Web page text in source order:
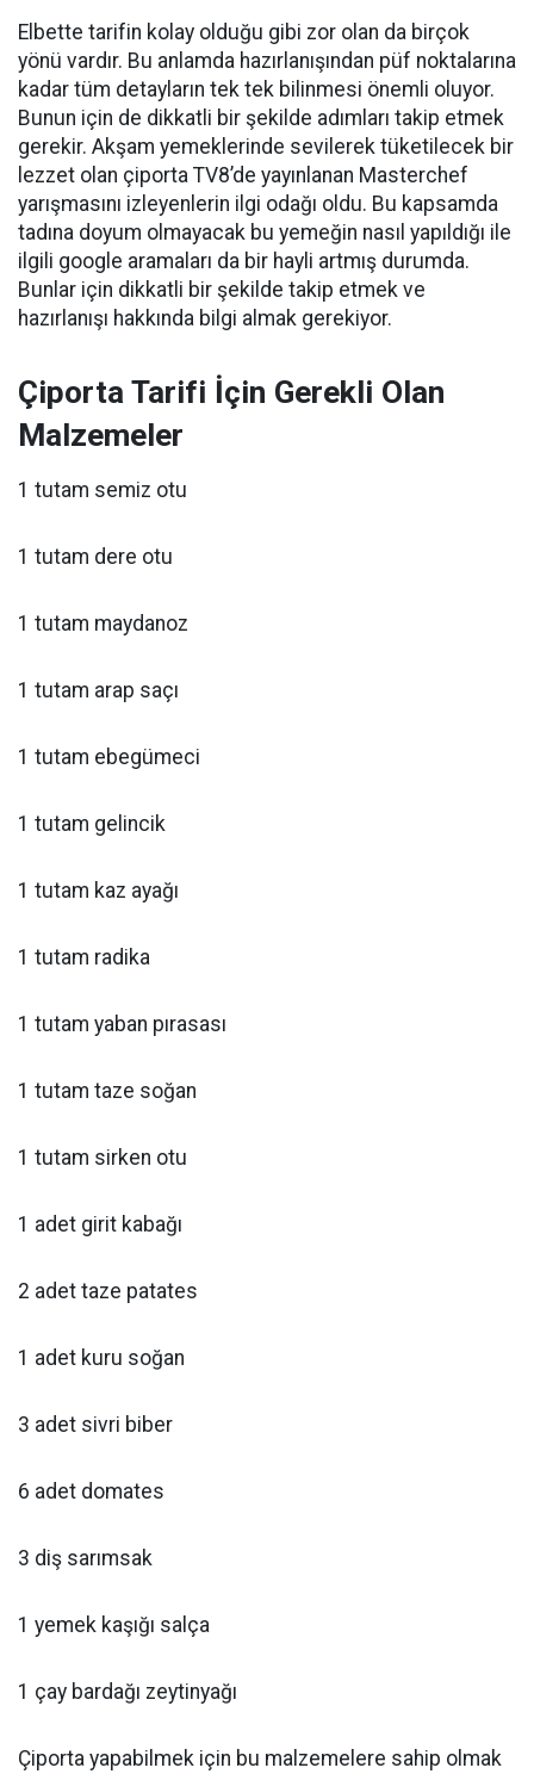
Elbette tarifin kolay olduğu gibi zor olan da birçok
yönü vardır. Bu anlamda hazırlanışından püf noktalarına
kadar tüm detayların tek tek bilinmesi önemli oluyor.
Bunun için de dikkatli bir şekilde adımları takip etmek
gerekir. Akşam yemeklerinde sevilerek tüketilecek bir
lezzet olan çiporta TV8’de yayınlanan Masterchef
yarışmasını izleyenlerin ilgi odağı oldu. Bu kapsamda
tadına doyum olmayacak bu yemeğin nasıl yapıldığı ile
ilgili google aramaları da bir hayli artmış durumda.
Bunlar için dikkatli bir şekilde takip etmek ve
hazırlanışı hakkında bilgi almak gerekiyor.
Çiporta Tarifi İçin Gerekli Olan
Malzemeler
1 tutam semiz otu
1 tutam dere otu
1 tutam maydanoz
1 tutam arap saçı
1 tutam ebegümeci
1 tutam gelincik
1 tutam kaz ayağı
1 tutam radika
1 tutam yaban pırasası
1 tutam taze soğan
1 tutam sirken otu
1 adet girit kabağı
2 adet taze patates
1 adet kuru soğan
3 adet sivri biber
6 adet domates
3 diş sarımsak
1 yemek kaşığı salça
1 çay bardağı zeytinyağı
Çiporta yapabilmek için bu malzemelere sahip olmak